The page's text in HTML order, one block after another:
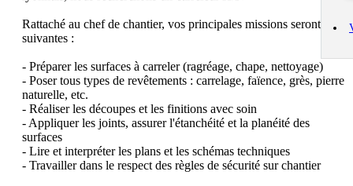
Rattaché au chef de chantier, vos principales missions seront les
suivantes :
- Préparer les surfaces à carreler (ragréage, chape, nettoyage)
- Poser tous types de revêtements : carrelage, faïence, grès, pierre
naturelle, etc.
- Réaliser les découpes et les finitions avec soin
- Appliquer les joints, assurer l'étanchéité et la planéité des
surfaces
- Lire et interpréter les plans et les schémas techniques
- Travailler dans le respect des règles de sécurité sur chantier